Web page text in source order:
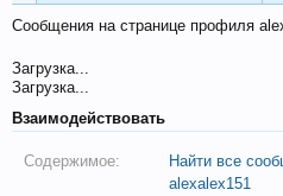
Сообщения на странице профиля
Загрузка...
Загрузка...
Взаимодействовать
Содержимое:
Найти все
alexalex151